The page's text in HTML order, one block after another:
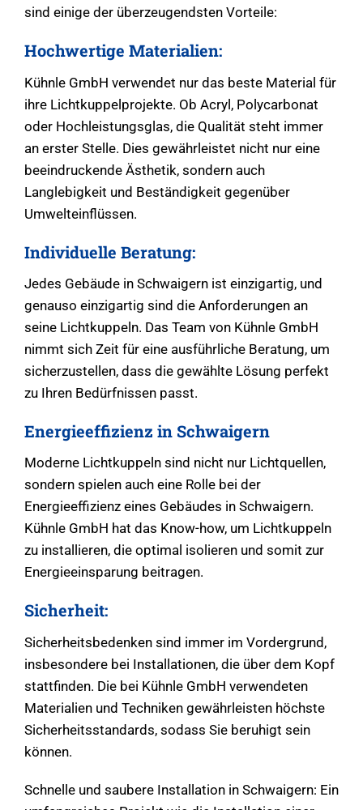
sind einige der überzeugendsten Vorteile:
Hochwertige Materialien:
Kühnle GmbH verwendet nur das beste Material für
ihre Lichtkuppelprojekte. Ob Acryl, Polycarbonat
oder Hochleistungsglas, die Qualität steht immer
an erster Stelle. Dies gewährleistet nicht nur eine
beeindruckende Ästhetik, sondern auch
Langlebigkeit und Beständigkeit gegenüber
Umwelteinflüssen.
Individuelle Beratung:
Jedes Gebäude in Schwaigern ist einzigartig, und
genauso einzigartig sind die Anforderungen an
seine Lichtkuppeln. Das Team von Kühnle GmbH
nimmt sich Zeit für eine ausführliche Beratung, um
sicherzustellen, dass die gewählte Lösung perfekt
zu Ihren Bedürfnissen passt.
Energieeffizienz in Schwaigern
Moderne Lichtkuppeln sind nicht nur Lichtquellen,
sondern spielen auch eine Rolle bei der
Energieeffizienz eines Gebäudes in Schwaigern.
Kühnle GmbH hat das Know-how, um Lichtkuppeln
zu installieren, die optimal isolieren und somit zur
Energieeinsparung beitragen.
Sicherheit:
Sicherheitsbedenken sind immer im Vordergrund,
insbesondere bei Installationen, die über dem Kopf
stattfinden. Die bei Kühnle GmbH verwendeten
Materialien und Techniken gewährleisten höchste
Sicherheitsstandards, sodass Sie beruhigt sein
können.
Schnelle und saubere Installation in Schwaigern: Ein